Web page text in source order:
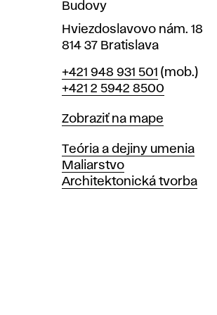
Budovy
Hviezdoslavovo nám. 18
814 37 Bratislava
Telefón
+421 948 931 501 (mob.)
+421 2 5942 8500
Mapa
Zobraziť na mape
Katedry
Teória a dejiny umenia
Maliarstvo
Architektonická tvorba